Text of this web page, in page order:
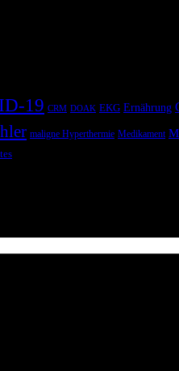
19 CRM DOAK EKG Ernährung
maligne Hyperthermie Medikament